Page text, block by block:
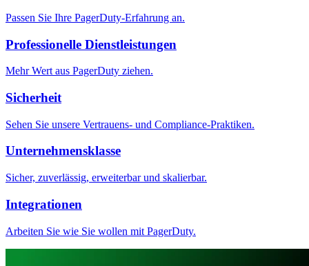
Passen Sie Ihre PagerDuty-Erfahrung an.
Professionelle Dienstleistungen
Mehr Wert aus PagerDuty ziehen.
Sicherheit
Sehen Sie unsere Vertrauens- und Compliance-Praktiken.
Unternehmensklasse
Sicher, zuverlässig, erweiterbar und skalierbar.
Integrationen
Arbeiten Sie wie Sie wollen mit PagerDuty.